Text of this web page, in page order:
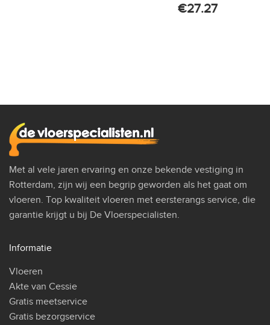
€27.27
Met al vele jaren ervaring en onze bekende vestiging in
Rotterdam, zijn wij een begrip geworden als het gaat om
vloeren. Top kwaliteit vloeren met eersterangs service, die
garantie krijgt u bij De Vloerspecialisten.
Informatie
Vloeren
Akte van Cessie
Gratis meetservice
Gratis bezorgservice